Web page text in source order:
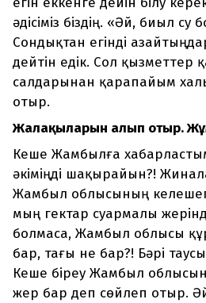
әдісіміз біздің. «Әй, биыл су
Сондықтан егінді
дейтін едік. Сол қызметтер
салдарынан қарапайым
отыр.
Жалақыларын алып отыр.
Кеше Жамбылға
әкіміңді шақырайын?!
Жамбыл облысының
мың гектар суармалы
болмаса, Жамбыл облысы
бар, тағы не бар?! Бәрі
Кеше біреу Жамбыл
жер бар деп сөйлеп отыр.